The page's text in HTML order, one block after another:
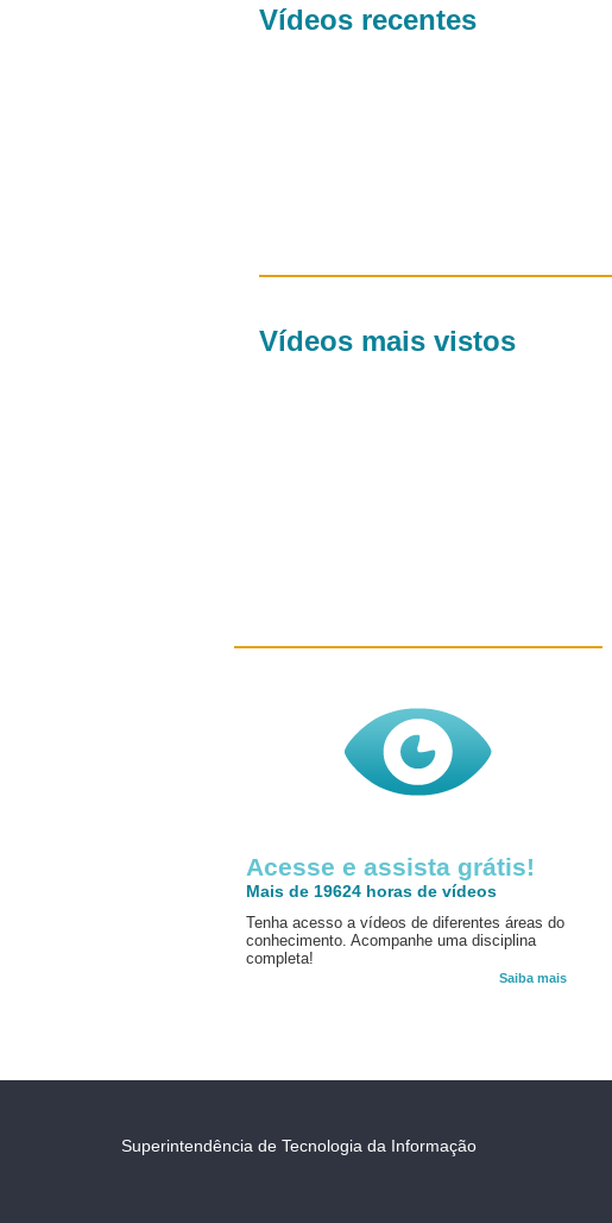
Vídeos recentes
Vídeos mais vistos
Acesse e assista grátis!
Mais de 19624 horas de vídeos
Tenha acesso a vídeos de diferentes áreas do
conhecimento. Acompanhe uma disciplina
completa!
Saiba mais
Superintendência de Tecnologia da Informação